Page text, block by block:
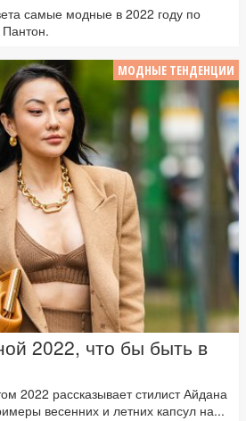
самые модные в 2022 году по
Пантон.
МОДНЫЕ ТЕНДЕНЦИИ
2022, что бы быть в
2022 рассказывает стилист Айдана
весенних и летних капсул на...